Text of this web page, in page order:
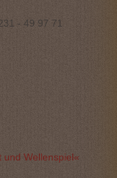
- 49 97 71
Wellenspiel«